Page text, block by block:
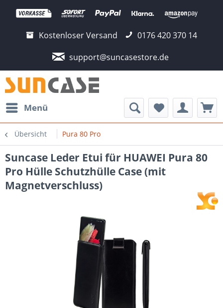
Kostenloser Versand
0176 420 370 14
support@suncasestore.de
Menü
Übersicht Pura 80 Pro
Suncase Leder Etui für HUAWEI Pura 80
Pro Hülle Schutzhülle Case (mit
Magnetverschluss)